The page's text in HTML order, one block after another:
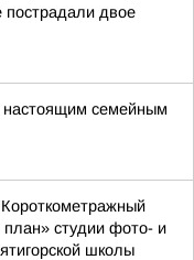
пострадали двое
семейным
студии фото- и
школы